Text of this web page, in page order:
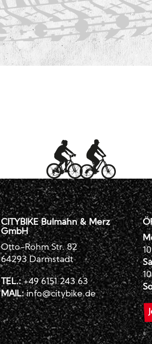
CITYBIKE Bulmahn & Merz
GmbH
Otto-Röhm Str. 82
64293 Darmstadt
TEL.:+49 6151 243 63
MAIL: info@citybike.de